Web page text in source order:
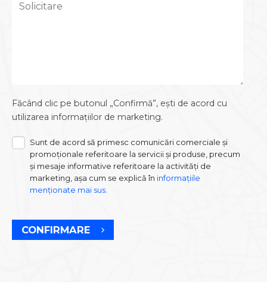
Făcând clic pe butonul „Confirmă”, ești de acord cu
utilizarea informațiilor de marketing.
Sunt de acord să primesc comunicări comerciale și
promoționale referitoare la servicii și produse, precum
și mesaje informative referitoare la activități de
marketing, așa cum se explică în informațiile
menționate mai sus.
CONFIRMARE